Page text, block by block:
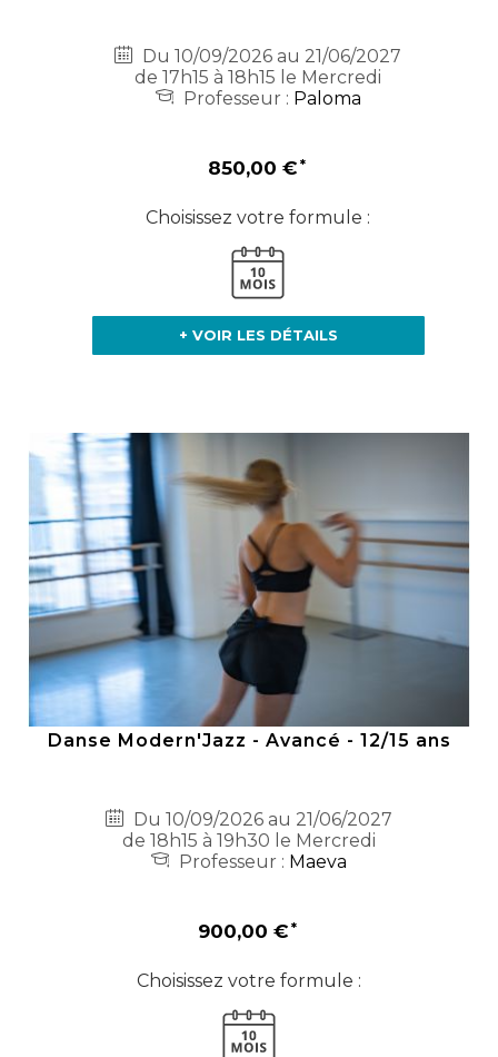
Du 10/09/2026 au 21/06/2027
de 17h15 à 18h15 le Mercredi
Professeur : Paloma
850,00 €
Choisissez votre formule :
+ VOIR LES DÉTAILS
Danse Modern'Jazz - Avancé - 12/15 ans
Du 10/09/2026 au 21/06/2027
de 18h15 à 19h30 le Mercredi
Professeur : Maeva
900,00 €
Choisissez votre formule :